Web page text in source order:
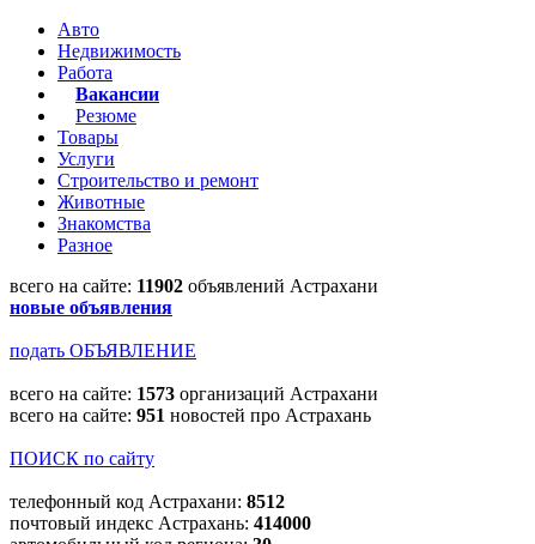
Авто
Недвижимость
Работа
Вакансии
Резюме
Товары
Услуги
Строительство и ремонт
Животные
Знакомства
Разное
всего на сайте: 11902 объявлений Астрахани
новые объявления
подать ОБЪЯВЛЕНИЕ
всего на сайте: 1573 организаций Астрахани
всего на сайте: 951 новостей про Астрахань
ПОИСК по сайту
телефонный код Астрахани: 8512
почтовый индекс Астрахань: 414000